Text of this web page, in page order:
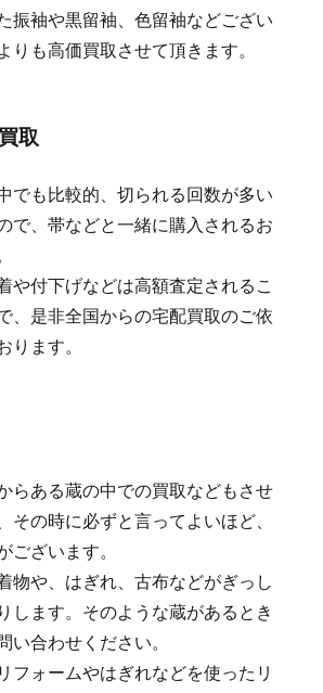
振袖や黒留袖、色留袖などござい
りも高価買取させて頂きます。
取
でも比較的、切られる回数が多い
で、帯などと一緒に購入されるお
や付下げなどは高額査定されるこ
、是非全国からの宅配買取のご依
ります。
らある蔵の中での買取などもさせ
その時に必ずと言ってよいほど、
ございます。
物や、はぎれ、古布などがぎっし
します。そのような蔵があるとき
い合わせください。
フォームやはぎれなどを使ったリ